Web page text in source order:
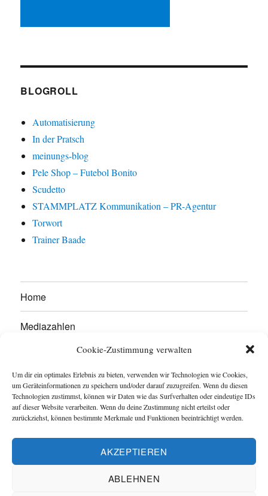
Cookie-Zustimmung verwalten
Um dir ein optimales Erlebnis zu bieten, verwenden wir Technologien wie Cookies,
um Geräteinformationen zu speichern und/oder darauf zuzugreifen. Wenn du diesen
Technologien zustimmst, können wir Daten wie das Surfverhalten oder eindeutige IDs
auf dieser Website verarbeiten. Wenn du deine Zustimmung nicht erteilst oder
zurückziehst, können bestimmte Merkmale und Funktionen beeinträchtigt werden.
AKZEPTIEREN
ABLEHNEN
BLOGROLL
Automatisierung
In der Pratsch
meinungs-blog
Pele Shop – Futebol Bonito
Scudetto
STAMMPLATZ Kommunikation – PR-Agentur
Torwort
Trainer Baade
Home
Mediazahlen
Werben Sie hier!
Kontakt
Impressum
Cookie-Richtlinie (EU)